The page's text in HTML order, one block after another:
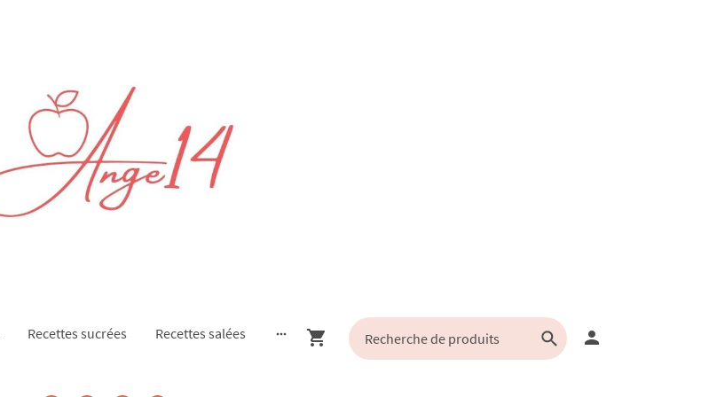
Recettes sucrées Recettes salées